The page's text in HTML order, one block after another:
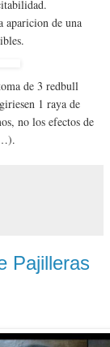
aparicion de una
de 3 redbull
1 raya de
no los efectos de
Pajilleras